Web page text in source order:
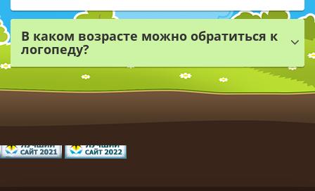
В каком возрасте можно обратиться к
логопеду?